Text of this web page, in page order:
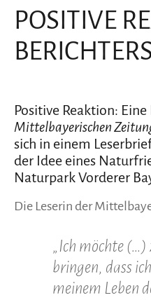
AM
POSITIVE
Positive Reaktion: Eine
Mittelbayerischen
sich in einem
der Idee eines
Naturpark Vorderer
Die Leserin der
„Ich möchte
bringen, dass
meinem Leben